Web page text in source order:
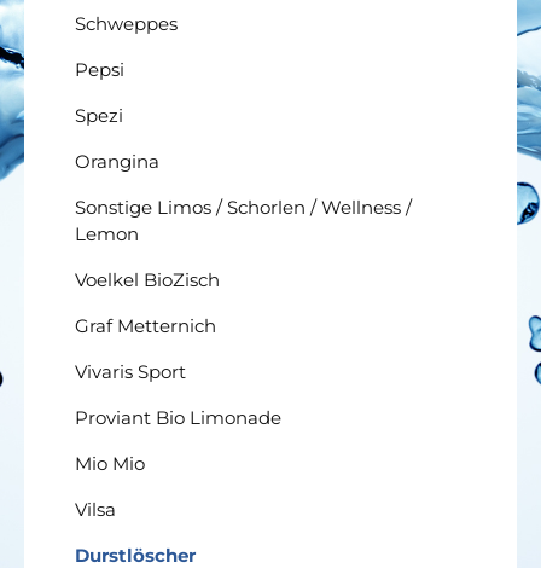
Schweppes
Pepsi
Spezi
Orangina
Sonstige Limos / Schorlen / Wellness /
Lemon
Voelkel BioZisch
Graf Metternich
Vivaris Sport
Proviant Bio Limonade
Mio Mio
Vilsa
Durstlöscher